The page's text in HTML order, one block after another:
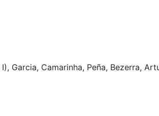
Garcia, Camarinha, Peña, Bezerra,